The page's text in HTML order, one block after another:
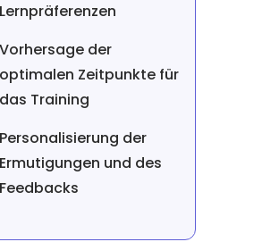
Lernpräferenzen
Vorhersage der
optimalen Zeitpunkte für
das Training
Personalisierung der
Ermutigungen und des
Feedbacks